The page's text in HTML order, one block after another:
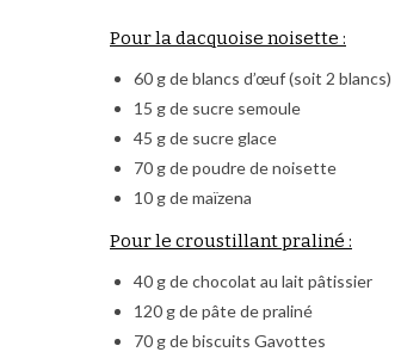
Pour la dacquoise noisette :
60 g de blancs d’œuf (soit 2 blancs)
15 g de sucre semoule
45 g de sucre glace
70 g de poudre de noisette
10 g de maïzena
Pour le croustillant praliné :
40 g de chocolat au lait pâtissier
120 g de pâte de praliné
70 g de biscuits Gavottes